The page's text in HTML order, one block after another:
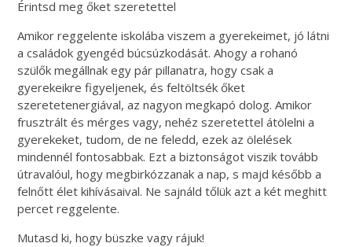
Érintsd meg őket szeretettel
Amikor reggelente iskolába viszem a gyerekeimet, jó látni
a családok gyengéd búcsúzkodását. Ahogy a rohanó
szülők megállnak egy pár pillanatra, hogy csak a
gyerekeikre figyeljenek, és feltöltsék őket
szeretetenergiával, az nagyon megkapó dolog. Amikor
frusztrált és mérges vagy, nehéz szeretettel átölelni a
gyerekeket, tudom, de ne feledd, ezek az ölelések
mindennél fontosabbak. Ezt a biztonságot viszik tovább
útravalóul, hogy megbirkózzanak a nap, s majd később a
felnőtt élet kihívásaival. Ne sajnáld tőlük azt a két meghitt
percet reggelente.
Mutasd ki, hogy büszke vagy rájuk!